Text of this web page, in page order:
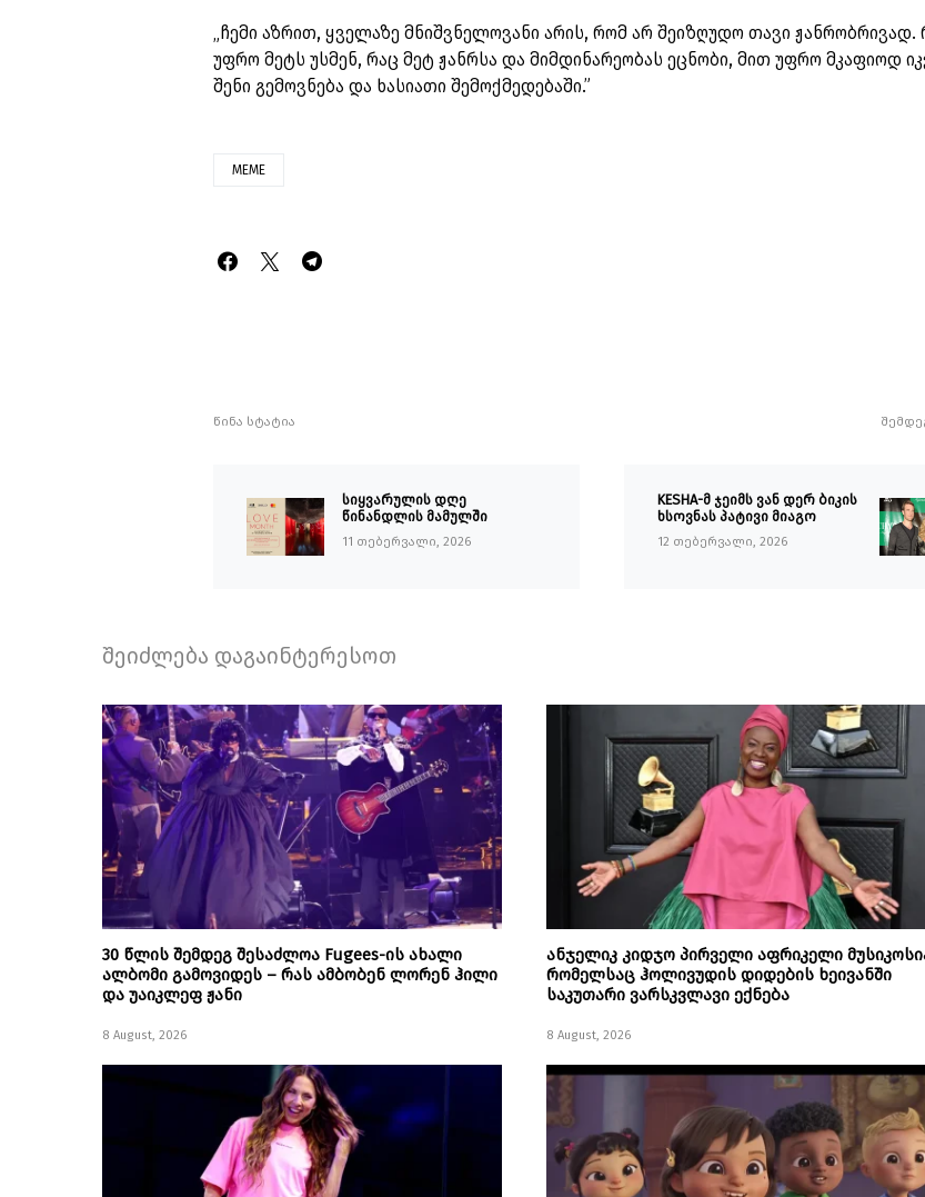
„ჩემი აზრით, ყველაზე მნიშვნელოვანი არის, რომ არ შეიზღუდო თავი ჟანრობრივად.
უფრო მეტს უსმენ, რაც მეტ ჟანრსა და მიმდინარეობას ეცნობი, მით უფრო მკაფიოდ
შენი გემოვნება და ხასიათი შემოქმედებაში.”
MEME
წინა სტატია
სიყვარულის დღე
წინანდლის მამულში
11 თებერვალი, 2026
KESHA-მ ჯეიმს ვან დერ ბიკის
ხსოვნას პატივი მიაგო
12 თებერვალი, 2026
შეიძლება დაგაინტერესოთ
30 წლის შემდეგ შესაძლოა Fugees-ის ახალი
ალბომი გამოვიდეს – რას ამბობენ ლორენ ჰილი
და უაიკლეფ ჟანი
8 August, 2026
ანჯელიკ კიდჯო პირველი აფრიკელი
რომელსაც ჰოლივუდის დიდების ხეივანში
საკუთარი ვარსკვლავი ექნება
8 August, 2026